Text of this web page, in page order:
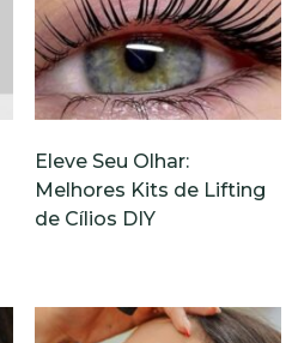
Eleve Seu Olhar:
Melhores Kits de Lifting
de Cílios DIY